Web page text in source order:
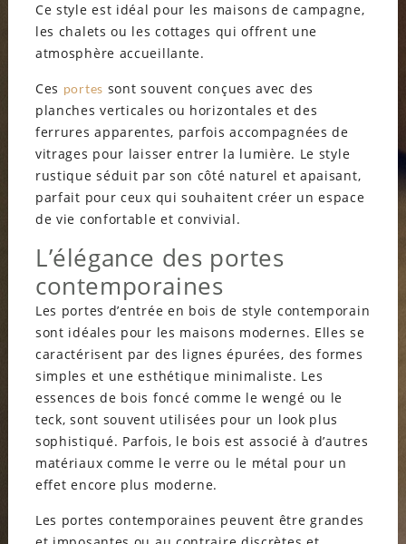
Ce style est idéal pour les maisons de campagne,
les chalets ou les cottages qui offrent une
atmosphère accueillante.
Ces portes sont souvent conçues avec des
planches verticales ou horizontales et des
ferrures apparentes, parfois accompagnées de
vitrages pour laisser entrer la lumière. Le style
rustique séduit par son côté naturel et apaisant,
parfait pour ceux qui souhaitent créer un espace
de vie confortable et convivial.
L’élégance des portes
contemporaines
Les portes d’entrée en bois de style contemporain
sont idéales pour les maisons modernes. Elles se
caractérisent par des lignes épurées, des formes
simples et une esthétique minimaliste. Les
essences de bois foncé comme le wengé ou le
teck, sont souvent utilisées pour un look plus
sophistiqué. Parfois, le bois est associé à d’autres
matériaux comme le verre ou le métal pour un
effet encore plus moderne.
Les portes contemporaines peuvent être grandes